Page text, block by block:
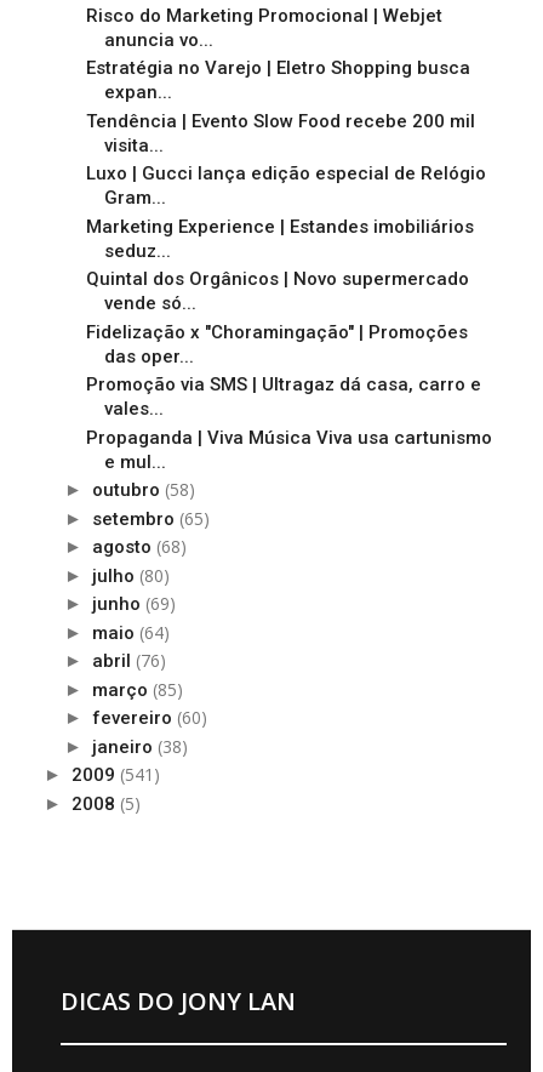
Risco do Marketing Promocional | Webjet
anuncia vo...
Estratégia no Varejo | Eletro Shopping busca
expan...
Tendência | Evento Slow Food recebe 200 mil
visita...
Luxo | Gucci lança edição especial de Relógio
Gram...
Marketing Experience | Estandes imobiliários
seduz...
Quintal dos Orgânicos | Novo supermercado
vende só...
Fidelização x "Choramingação" | Promoções
das oper...
Promoção via SMS | Ultragaz dá casa, carro e
vales...
Propaganda | Viva Música Viva usa cartunismo
e mul...
► outubro (58)
► setembro (65)
► agosto (68)
► julho (80)
► junho (69)
► maio (64)
► abril (76)
► março (85)
► fevereiro (60)
► janeiro (38)
► 2009 (541)
► 2008 (5)
DICAS DO JONY LAN